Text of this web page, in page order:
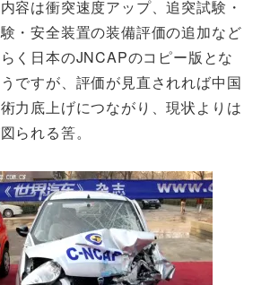
容は衝突速度アップ、追突試験・
・安全装置の装備評価の追加など
く日本のJNCAPのコピー版とな
ですが、評価が見直されれば中国
力底上げにつながり、現状よりは
られる筈。